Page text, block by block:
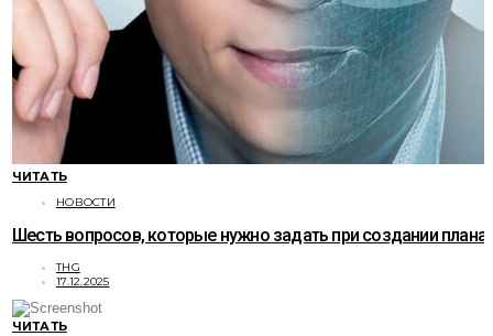
ЧИТАТЬ
НОВОСТИ
Шесть вопросов, которые нужно задать при создании
THG
17.12.2025
ЧИТАТЬ